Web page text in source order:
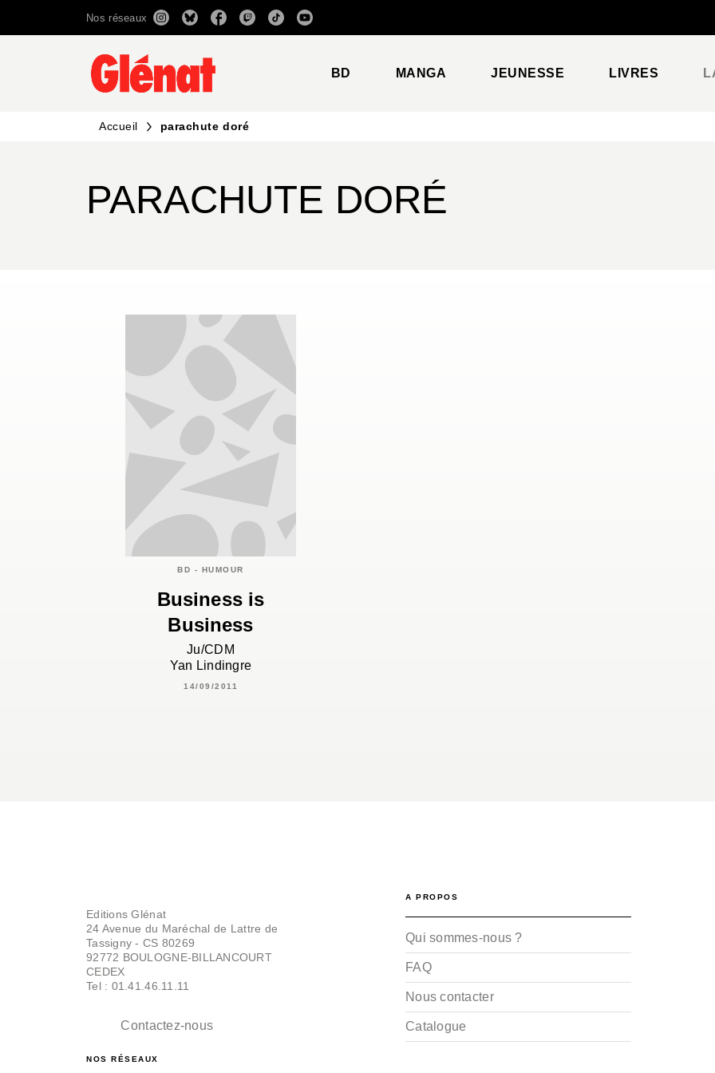
RECHERCHE CONTENU
Nos réseaux
BD MANGA JEUNESSE LIVRES
Accueil parachute doré
PARACHUTE DORÉ
BD - HUMOUR
Business is
Business
Ju/CDM
Yan Lindingre
14/09/2011
Editions Glénat
24 Avenue du Maréchal de Lattre de
Tassigny - CS 80269
92772 BOULOGNE-BILLANCOURT
CEDEX
Tel : 01.41.46.11.11
Contactez-nous
NOS RÉSEAUX
A PROPOS
Qui sommes-nous ?
FAQ
Nous contacter
Catalogue